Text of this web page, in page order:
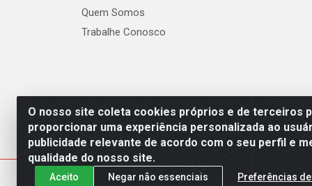
O nosso site coleta cookies próprios e de terceiros
proporcionar uma experiência personalizada ao
publicidade relevante de acordo com o seu perfil e
qualidade do nosso site.
Aceito Negar não essenciais Preferências
Quem Somos
Trabalhe Conosco
Polybalas - Rua João Miguel